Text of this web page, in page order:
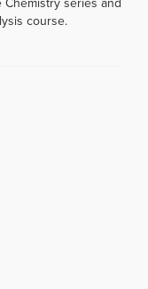
course.